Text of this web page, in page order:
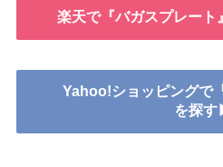
楽天で『バガスプレー
Yahoo!ショッピングで
を探